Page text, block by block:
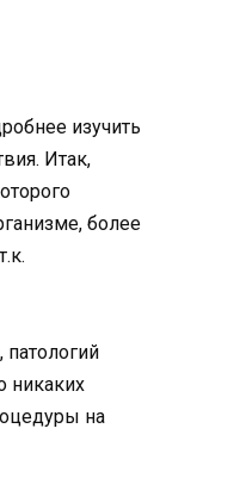
изучить
Итак,
более
никаких
на